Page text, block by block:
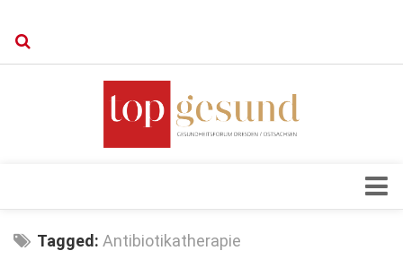
Verkaufsstellen
Kontakt, Impressum und Rechtliche Angaben
Datenschutzerklärung
Tagged: Antibiotikatherapie